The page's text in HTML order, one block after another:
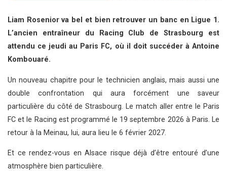
Liam Rosenior va bel et bien retrouver un banc en Ligue 1.
L’ancien entraîneur du Racing Club de Strasbourg est
attendu ce jeudi au Paris FC, où il doit succéder à Antoine
Kombouaré.
Un nouveau chapitre pour le technicien anglais, mais aussi une
double confrontation qui aura forcément une saveur
particulière du côté de Strasbourg. Le match aller entre le Paris
FC et le Racing est programmé le 19 septembre 2026 à Paris. Le
retour à la Meinau, lui, aura lieu le 6 février 2027.
Et ce rendez-vous en Alsace risque déjà d’être entouré d’une
atmosphère bien particulière.